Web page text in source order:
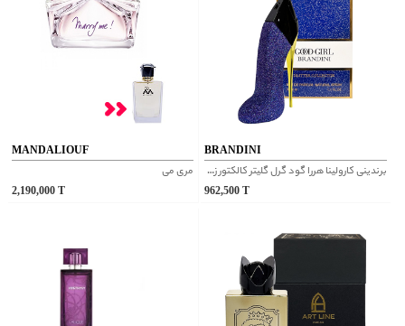
MANDALIOUF
مری می
2,190,000
BRANDINI
برندینی کارولینا هررا گود گرل گلیتر کالکتور زنانه ادوپرفیوم
962,500